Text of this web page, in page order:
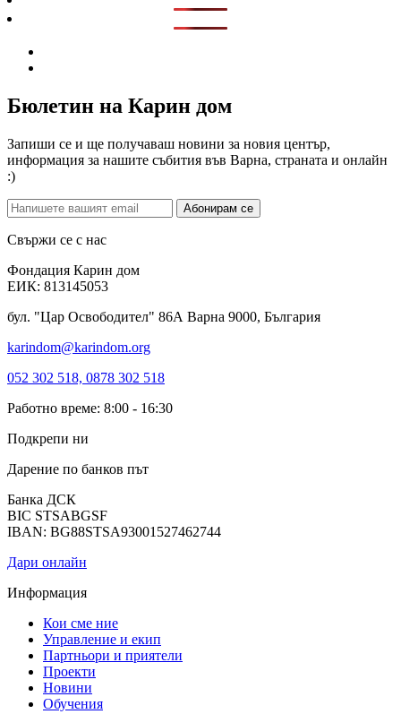
Бюлетин на Карин дом
Запиши се и ще получаваш новини за новия център,
информация за нашите събития във Варна, страната и онлайн
:)
Абонирам се
Свържи се с нас
Фондация Карин дом
ЕИК: 813145053
бул. "Цар Освободител" 86А Варна 9000, България
karindom@karindom.org
052 302 518, 0878 302 518
Работно време: 8:00 - 16:30
Подкрепи ни
Дарение по банков път
Банка ДСК
BIC STSABGSF
IBAN: BG88STSA93001527462744
Дари онлайн
Информация
Кои сме ние
Управление и екип
Партньори и приятели
Проекти
Новини
Обучения